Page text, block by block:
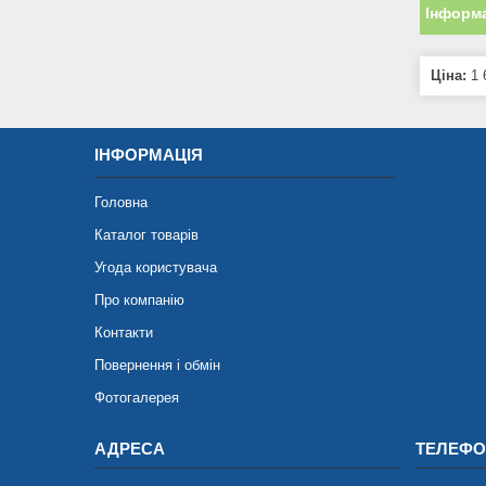
Ціна: 1
ІНФОРМАЦІЯ
Головна
Каталог товарів
Угода користувача
Про компанію
Контакти
Повернення і обмін
Фотогалерея